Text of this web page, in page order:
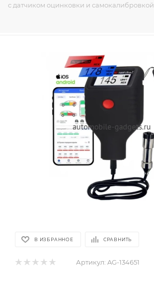
c датчиком оцинковки и самокалибровкой
В ИЗБРАННОЕ СРАВНИТЬ
Артикул: AG-134651